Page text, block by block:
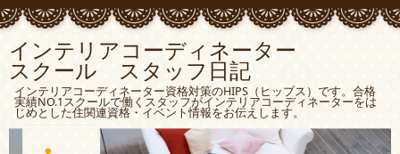
インテリアコーディネーター
スクール スタッフ日記
インテリアコーディネーター資格対策のHIPS（ヒップス）です。合格
実績NO.1スクールで働くスタッフがインテリアコーディネーターをは
じめとした住関連資格・イベント情報をお伝えします。